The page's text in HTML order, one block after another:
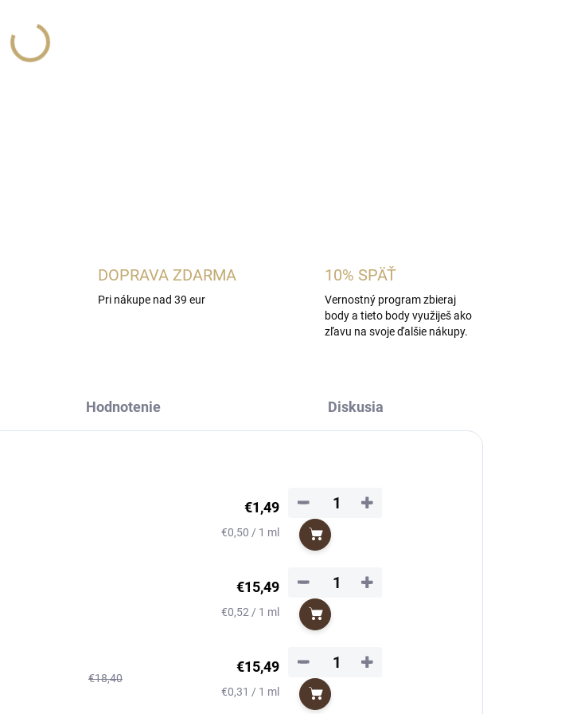
Lux Parfém 525
Gabbana Devotion
DOPRAVA ZDARMA
Pri nákupe nad 39 eur
10% SPÄŤ
Vernostný program zbieraj
body a tieto body využiješ ako
zľavu na svoje ďalšie nákupy.
Hodnotenie Diskusia
€1,49
Jednotková
€0,50 / 1 ml
+
−
Do košíka
€15,49
Jednotková
€0,52 / 1 ml
+
−
Do košíka
€18,40
€15,49
Jednotková
€0,31 / 1 ml
+
−
Do košíka